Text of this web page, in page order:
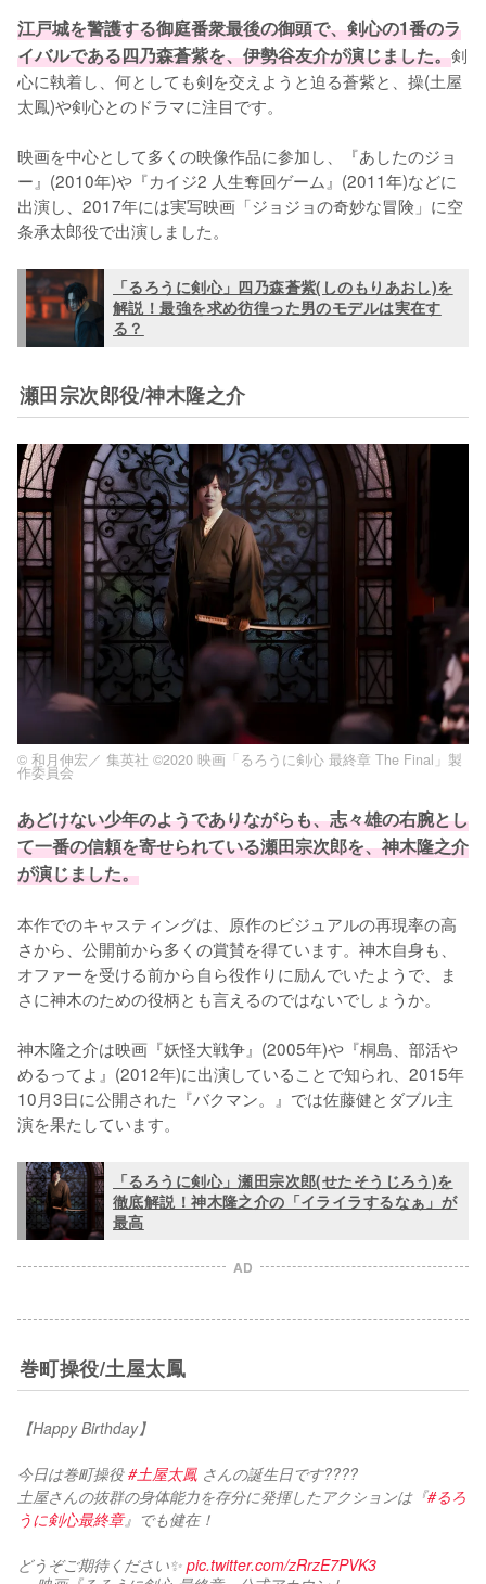
江戸城を警護する御庭番衆最後の御頭で、剣心の1番のラ
イバルである四乃森蒼紫を、伊勢谷友介が演じました。剣
心に執着し、何としても剣を交えようと迫る蒼紫と、操(土屋
太鳳)や剣心とのドラマに注目です。
映画を中心として多くの映像作品に参加し、『あしたのジョ
ー』(2010年)や『カイジ2 人生奪回ゲーム』(2011年)などに
出演し、2017年には実写映画「ジョジョの奇妙な冒険」に空
条承太郎役で出演しました。
「るろうに剣心」四乃森蒼紫(しのもりあおし)を
解説！最強を求め彷徨った男のモデルは実在す
る？
瀬田宗次郎役/神木隆之介
© 和月伸宏／ 集英社 ©2020 映画「るろうに剣心 最終章 The Final」製
作委員会
あどけない少年のようでありながらも、志々雄の右腕とし
て一番の信頼を寄せられている瀬田宗次郎を、神木隆之介
が演じました。
本作でのキャスティングは、原作のビジュアルの再現率の高
さから、公開前から多くの賞賛を得ています。神木自身も、
オファーを受ける前から自ら役作りに励んでいたようで、ま
さに神木のための役柄とも言えるのではないでしょうか。
神木隆之介は映画『妖怪大戦争』(2005年)や『桐島、部活や
めるってよ』(2012年)に出演していることで知られ、2015年
10月3日に公開された『バクマン。』では佐藤健とダブル主
演を果たしています。
「るろうに剣心」瀬田宗次郎(せたそうじろう)を
徹底解説！神木隆之介の「イライラするなぁ」が
最高
AD
巻町操役/土屋太鳳
【Happy Birthday】
今日は巻町操役 #土屋太鳳 さんの誕生日です????
土屋さんの抜群の身体能力を存分に発揮したアクションは『#るろ
うに剣心最終章』でも健在！
どうぞご期待ください✨ pic.twitter.com/zRrzE7PVK3